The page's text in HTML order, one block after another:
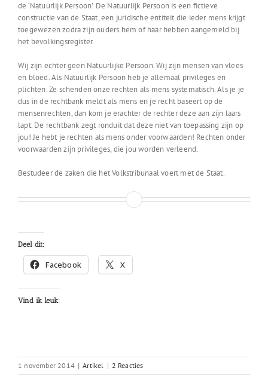
de ‘Natuurlijk Persoon’. De Natuurlijk Persoon is een fictieve
constructie van de Staat, een juridische entiteit die ieder mens krijgt
toegewezen zodra zijn ouders hem of haar hebben aangemeld bij
het bevolkingsregister.
Wij zijn echter geen Natuurlijke Persoon. Wij zijn mensen van vlees
en bloed. Als Natuurlijk Persoon heb je allemaal privileges en
plichten. Ze schenden onze rechten als mens systematisch. Als je je
dus in de rechtbank meldt als mens en je recht baseert op de
mensenrechten, dan kom je erachter de rechter deze aan zijn laars
lapt. De rechtbank zegt ronduit dat deze niet van toepassing zijn op
jou! Je hebt je rechten als mens onder voorwaarden! Rechten onder
voorwaarden zijn privileges, die jou worden verleend.
Bestudeer de zaken die het Volkstribunaal voert met de Staat.
Deel dit:
Facebook X
Vind ik leuk:
1 november 2014 | Artikel | 2 Reacties